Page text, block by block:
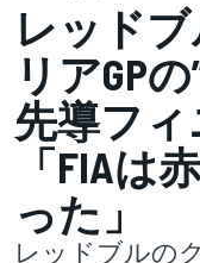
レッドブ
リアGP
先導フィ
「FIAは
った」
レッドブルの